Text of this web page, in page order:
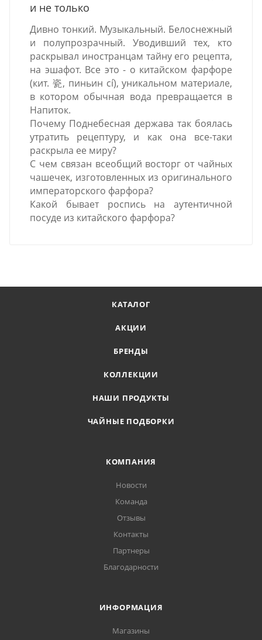
и не только
Дивно тонкий. Музыкальный. Белоснежный
и полупрозрачный. Уводивший тех, кто
раскрывал иностранцам тайну его рецепта,
на эшафот. Все это - о китайском фарфоре
(кит. 瓷, пиньин cí), уникальном материале,
в котором обычная вода превращается в
Напиток.
Почему Поднебесная держава так боялась
утратить рецептуру, и как она все-таки
раскрыла ее миру?
С чем связан всеобщий восторг от чайных
чашечек, изготовленных из оригинального
императорского фарфора?
Какой бывает роспись на аутентичной
посуде из китайского фарфора?
КАТАЛОГ
АКЦИИ
БРЕНДЫ
КОЛЛЕКЦИИ
НАШИ ПРОДУКТЫ
ЧАЙНЫЕ ПОДБОРКИ
КОМПАНИЯ
Новости
Команда
Отзывы
Контакты
Партнеры
Благодарности
ИНФОРМАЦИЯ
Магазины